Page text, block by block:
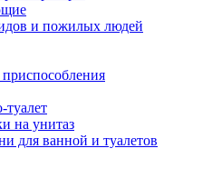
и пожилых людей
туалет
на унитаз
для ванной и туалетов